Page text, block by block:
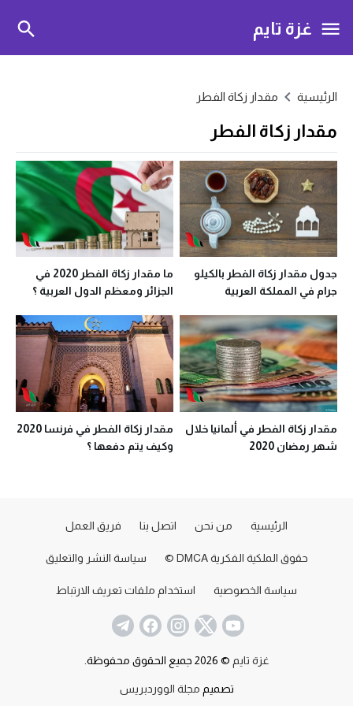
غزة تايم
الرئيسية مقدار زكاة الفطر
مقدار زكاة الفطر
جدول مقدار زكاة الفطر بالكيلو
جرام في المملكة العربية
ما مقدار زكاة الفطر 2020 في
الجزائر ومعظم الدول العربية ؟
مقدار زكاة الفطر في ألمانيا خلال
شهر رمضان 2020
مقدار زكاة الفطر في فرنسا 2020
وكيف يتم دفعها ؟
الرئيسية من نحن اتصل بنا فريق العمل
حقوق الملكية الفكرية DMCA © سياسة النشر والتعليق
سياسة الخصوصية استخدام ملفات تعريف الارتباط
غزة تايم © 2026 جميع الحقوق محفوظة.
تصميم مجلة الووردبريس